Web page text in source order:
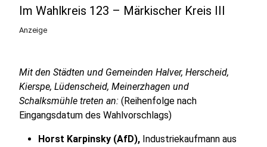
Im Wahlkreis 123 – Märkischer Kreis III
Anzeige
Mit den Städten und Gemeinden Halver, Herscheid,
Kierspe, Lüdenscheid, Meinerzhagen und
Schalksmühle treten an: (Reihenfolge nach
Eingangsdatum des Wahlvorschlags)
Horst Karpinsky (AfD), Industriekaufmann aus